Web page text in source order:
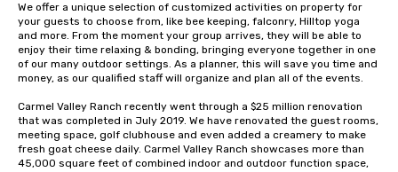
We offer a unique selection of customized activities on property for
your guests to choose from, like bee keeping, falconry, Hilltop yoga
and more. From the moment your group arrives, they will be able to
enjoy their time relaxing & bonding, bringing everyone together in one
of our many outdoor settings. As a planner, this will save you time and
money, as our qualified staff will organize and plan all of the events.
Carmel Valley Ranch recently went through a $25 million renovation
that was completed in July 2019. We have renovated the guest rooms,
meeting space, golf clubhouse and even added a creamery to make
fresh goat cheese daily. Carmel Valley Ranch showcases more than
45,000 square feet of combined indoor and outdoor function space,